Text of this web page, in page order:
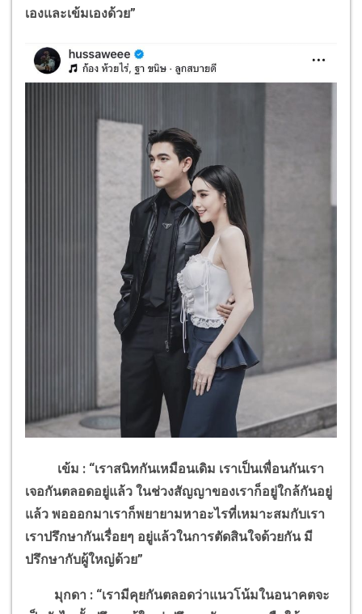
เองและเข้มเองด้วย”
เข้ม : “เราสนิทกันเหมือนเดิม เราเป็นเพื่อนกันเรา
เจอกันตลอดอยู่แล้ว ในช่วงสัญญาของเราก็อยู่ใกล้กันอยู่
แล้ว พอออกมาเราก็พยายามหาอะไรที่เหมาะสมกับเรา
เราปรึกษากันเรื่อยๆ อยู่แล้วในการตัดสินใจด้วยกัน มี
ปรึกษากับผู้ใหญ่ด้วย”
มุกดา : “เรามีคุยกันตลอดว่าแนวโน้มในอนาคตจะ